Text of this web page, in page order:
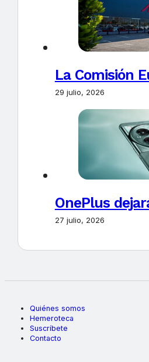
La Comisión
29 julio, 2026
OnePlus
27 julio, 2026
Quiénes somos
Hemeroteca
Suscríbete
Contacto